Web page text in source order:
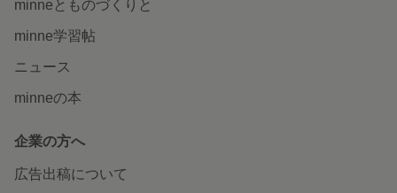
minneとものづくりと
minne学習帖
ニュース
minneの本
企業の方へ
広告出稿について